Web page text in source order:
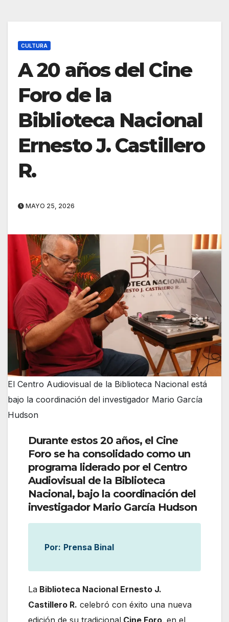
CULTURA
A 20 años del Cine
Foro de la
Biblioteca Nacional
Ernesto J. Castillero
R.
MAYO 25, 2026
El Centro Audiovisual de la Biblioteca Nacional está
bajo la coordinación del investigador Mario García
Hudson
Durante estos 20 años, el Cine
Foro se ha consolidado como un
programa liderado por el Centro
Audiovisual de la Biblioteca
Nacional, bajo la coordinación del
investigador Mario García Hudson
Por: Prensa Binal
La Biblioteca Nacional Ernesto J.
Castillero R. celebró con éxito una nueva